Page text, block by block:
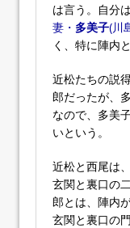
は言う。自分
妻・ 多美子(川
く、特に陣内
近松たちの説
郎だったが、
なので、多美
いという。
近松と西尾は
玄関と裏口の
郎とは、陣内
玄関と裏口の